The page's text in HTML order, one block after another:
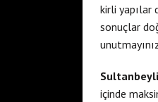
kirli yapılar
sonuçlar
içinde